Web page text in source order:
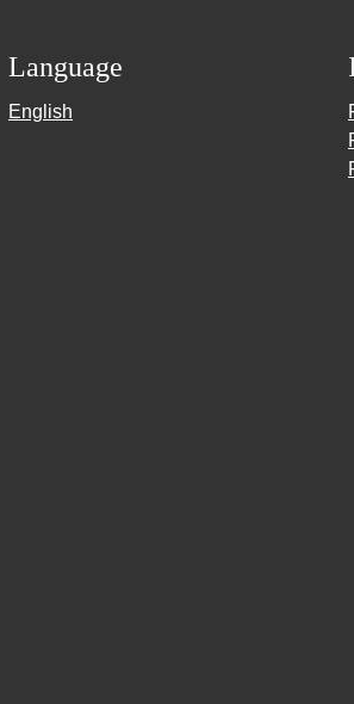
Language
English